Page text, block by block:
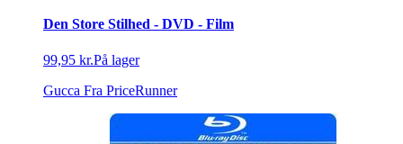
Den Store Stilhed - DVD - Film
99,95 kr.På lager
Gucca Fra PriceRunner